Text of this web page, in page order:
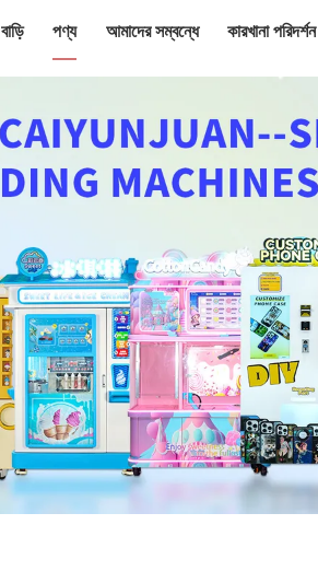
বাড়ি পণ্য আমাদের সম্বন্ধে কারখানা পরিদর্শন